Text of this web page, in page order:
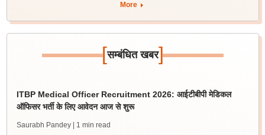
More
[सम्बंधित खबर]
ITBP Medical Officer Recruitment 2026: आईटीबीपी मेडिकल
ऑफिसर भर्ती के लिए आवेदन आज से शुरू
Saurabh Pandey | 1 min read